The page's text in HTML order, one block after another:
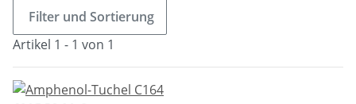
Filter und Sortierung
Artikel 1 - 1 von 1